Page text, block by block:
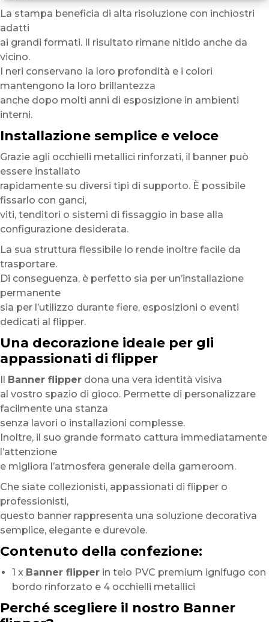
La stampa beneficia di alta risoluzione con inchiostri
adatti
ai grandi formati. Il risultato rimane nitido anche da
vicino.
I neri conservano la loro profondità e i colori
mantengono la loro brillantezza
anche dopo molti anni di esposizione in ambienti
interni.
Installazione semplice e veloce
Grazie agli occhielli metallici rinforzati, il banner può
essere installato
rapidamente su diversi tipi di supporto. È possibile
fissarlo con ganci,
viti, tenditori o sistemi di fissaggio in base alla
configurazione desiderata.
La sua struttura flessibile lo rende inoltre facile da
trasportare.
Di conseguenza, è perfetto sia per un’installazione
permanente
sia per l’utilizzo durante fiere, esposizioni o eventi
dedicati al flipper.
Una decorazione ideale per gli
appassionati di flipper
Banner flipper dona una vera identità visiva
al vostro spazio di gioco. Permette di personalizzare
facilmente una stanza
senza lavori o installazioni complesse.
Inoltre, il suo grande formato cattura immediatamente
l’attenzione
e migliora l’atmosfera generale della gameroom.
Che siate collezionisti, appassionati di flipper o
professionisti,
questo banner rappresenta una soluzione decorativa
semplice, elegante e durevole.
Contenuto della confezione:
1 x Banner flipper in telo PVC premium ignifugo con
bordo rinforzato e 4 occhielli metallici
Perché scegliere il nostro Banner